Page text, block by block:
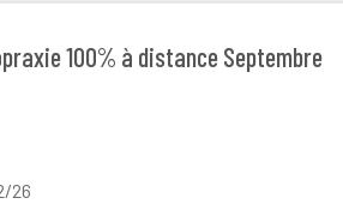
100% à distance Septembre
26